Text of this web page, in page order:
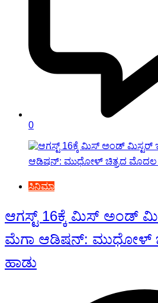
0
ಸಿನಿಮಾ
ಆಗಸ್ಟ್ 16ಕ್ಕೆ ಮಿಸ್ ಅಂಡ್
ಮೆಗಾ ಆಡಿಷನ್: ಮುಧೋಳ್
ಹಾಡು